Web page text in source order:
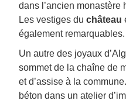
dans l’ancien monastère
Les vestiges du château
également remarquables.
Un autre des joyaux
sommet de la chaîne de
et d’assise à la
béton dans un atelier